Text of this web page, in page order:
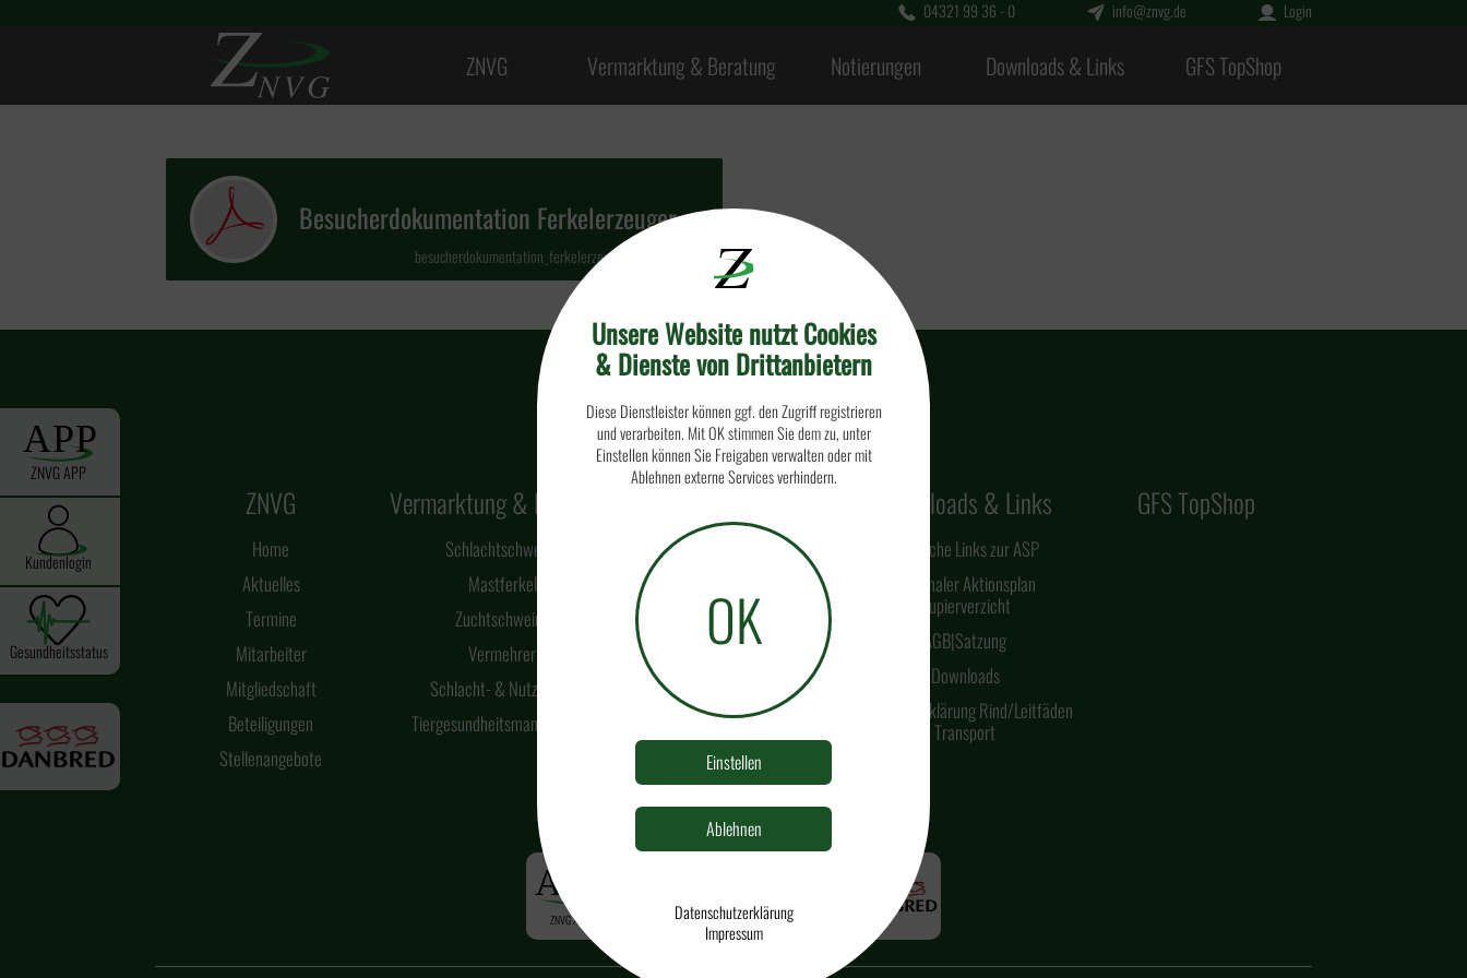
04321 99 36 - 0 info@znvg.de Login
ZNVG Vermarktung & Beratung Notierungen Downloads & Links GFS TopShop
ZNVG APP
Kundenlogin
Gesundheitsstatus
Besucherdokumentation Ferkelerzeuger
besucherdokumentation_ferkelerzeuger.pdf |
ZNVG
Home
Aktuelles
Termine
Mitarbeiter
Mitgliedschaft
Beteiligungen
Stellenangebote
Vermarktung & Beratung
Schlachtschweine
Mastferkel
Zuchtschweine
Vermehrer
Schlacht- & Nutzrinder
Tiergesundheitsmanagement
Downloads & Links
Hilfreiche Links zur ASP
Nationaler Aktionsplan
Kupierverzicht
AGB|Satzung
Downloads
Standarderklärung Rind/Leitfäden
Transport
GFS TopShop
ZNVG APP Kundenlogin Gesundheitsstatus
Unsere Website nutzt Cookies
& Dienste von Drittanbietern
Diese Dienstleister können ggf. den Zugriff registrieren
und verarbeiten. Mit OK stimmen Sie dem zu, unter
Einstellen können Sie Freigaben verwalten oder mit
Ablehnen externe Services verhindern.
OK
Einstellen
Ablehnen
Datenschutzerklärung
Impressum